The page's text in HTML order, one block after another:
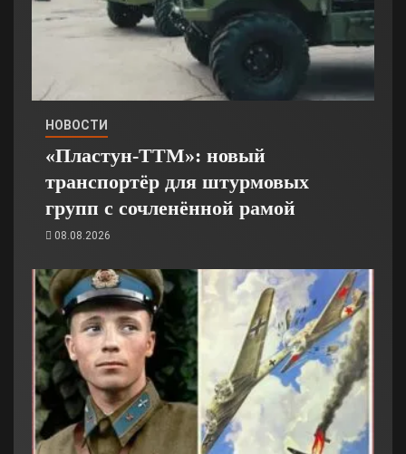
НОВОСТИ
«Пластун-ТТМ»: новый
транспортёр для штурмовых
групп с сочленённой рамой
08.08.2026